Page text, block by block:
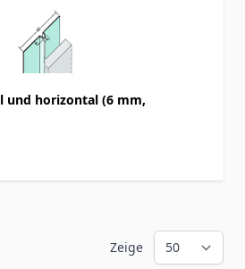
und horizontal (6 mm,
Zeige